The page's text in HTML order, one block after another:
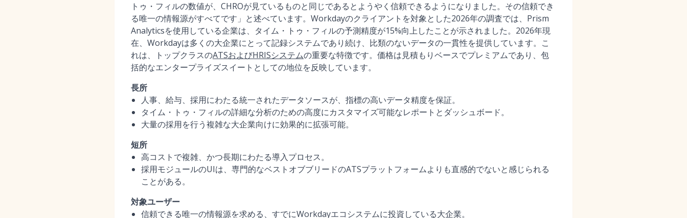
トゥ・フィルの数値が、CHROが見ているものと同じであるとようやく信頼できるようになりました。その信頼でき
る唯一の情報源がすべてです」と述べています。Workdayのクライアントを対象とした2026年の調査では、Prism
Analyticsを使用している企業は、タイム・トゥ・フィルの予測精度が15%向上したことが示されました。2026年現
在、Workdayは多くの大企業にとって記録システムであり続け、比類のないデータの一貫性を提供しています。こ
れは、トップクラスのATSおよびHRISシステムの重要な特徴です。価格は見積もりベースでプレミアムであり、包
括的なエンタープライズスイートとしての地位を反映しています。
長所
人事、給与、採用にわたる統一されたデータソースが、指標の高いデータ精度を保証。
タイム・トゥ・フィルの詳細な分析のための高度にカスタマイズ可能なレポートとダッシュボード。
大量の採用を行う複雑な大企業向けに効果的に拡張可能。
短所
高コストで複雑、かつ長期にわたる導入プロセス。
採用モジュールのUIは、専門的なベストオブブリードのATSプラットフォームよりも直感的でないと感じられる
ことがある。
対象ユーザー
信頼できる唯一の情報源を求める、すでにWorkdayエコシステムに投資している大企業。